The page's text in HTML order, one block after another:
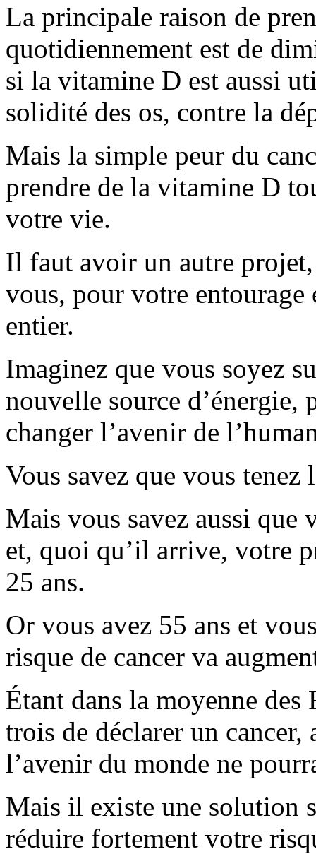
La principale raison de
quotidiennement est de
si la vitamine D est aussi
solidité des os, contre la
Mais la simple peur du
prendre de la vitamine D
votre vie.
Il faut avoir un autre
vous, pour votre
entier.
Imaginez que vous soyez
nouvelle source d’énergie,
changer l’avenir de
Vous savez que vous tenez
Mais vous savez aussi que
et, quoi qu’il arrive, votre
25 ans.
Or vous avez 55 ans et
risque de cancer va
Étant dans la moyenne
trois de déclarer un
l’avenir du monde ne
Mais il existe une solution
réduire fortement votre